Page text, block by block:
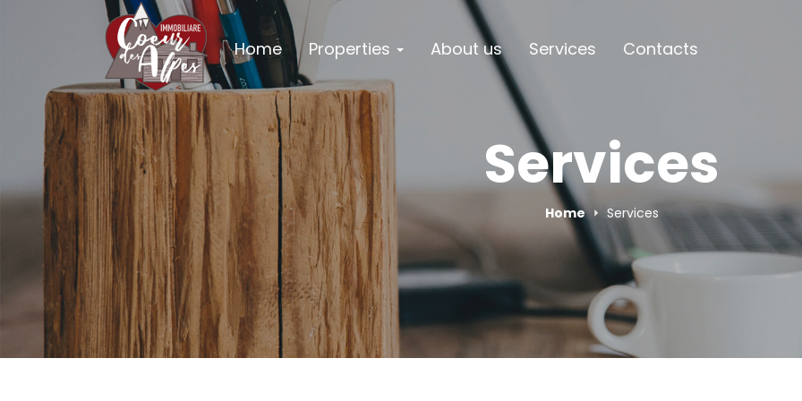
Home Properties About us Services Contacts
Services
Home Services